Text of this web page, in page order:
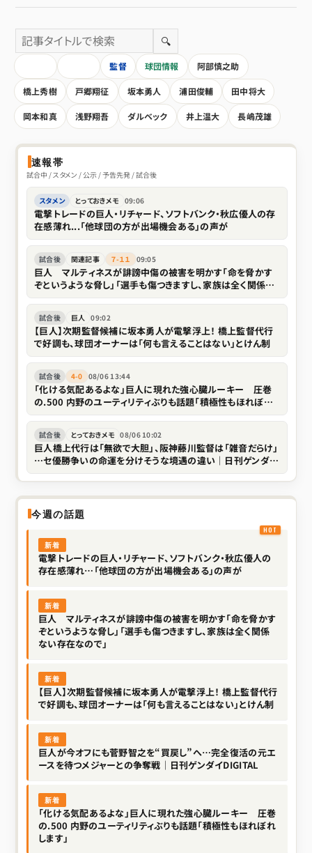
🔍
監督 球団情報 阿部慎之助
橋上秀樹 戸郷翔征 坂本勇人 浦田俊輔 田中将大
岡本和真 浅野翔吾 ダルベック 井上温大 長嶋茂雄
速報帯
試合中 / スタメン / 公示 / 予告先発 / 試合後
スタメン とっておきメモ 09:06
電撃トレードの巨人・リチャード、ソフトバンク・秋広優人の存
在感薄れ...「他球団の方が出場機会ある」の声が
試合後 関連記事 ７-１１ 09:05
巨人 マルティネスが誹謗中傷の被害を明かす「命を脅かす
ぞというような脅し」「選手も傷つきますし、家族は全く関係な
試合後 巨人 09:02
【巨人】次期監督候補に坂本勇人が電撃浮上！ 橋上監督代行
で好調も、球団オーナーは「何も言えることはない」とけん制
試合後 4-0 08/06 13:44
「化ける気配あるよな」巨人に現れた強心臓ルーキー 圧巻
の.500 内野のユーティリティぶりも話題「積極性もほれぼれ
試合後 とっておきメモ 08/06 10:02
巨人橋上代行は「無欲で大胆」、阪神藤川監督は「雑音だらけ」
…セ優勝争いの命運を分けそうな境遇の違い｜日刊ゲンダイ
今週の話題
新着
電撃トレードの巨人・リチャード、ソフトバンク・秋広優人の
存在感薄れ…「他球団の方が出場機会ある」の声が
新着
巨人 マルティネスが誹謗中傷の被害を明かす「命を脅かす
ぞというような脅し」「選手も傷つきますし、家族は全く関係
ない存在なので」
新着
【巨人】次期監督候補に坂本勇人が電撃浮上！ 橋上監督代行
で好調も、球団オーナーは「何も言えることはない」とけん制
新着
巨人が今オフにも菅野智之を“買戻し”へ…完全復活の元エ
ースを待つメジャーとの争奪戦｜日刊ゲンダイDIGITAL
新着
「化ける気配あるよな」巨人に現れた強心臓ルーキー 圧巻
の.500 内野のユーティリティぶりも話題「積極性もほれぼれ
します」